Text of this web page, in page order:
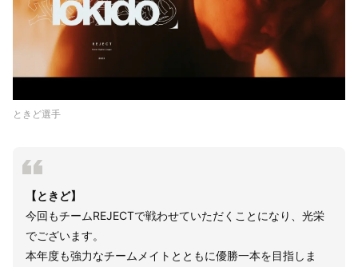
ときど選手
【ときど】
今回もチームREJECTで戦わせていただくことになり、光栄
でございます。
本年度も強力なチームメイトとともに優勝一本を目指しま